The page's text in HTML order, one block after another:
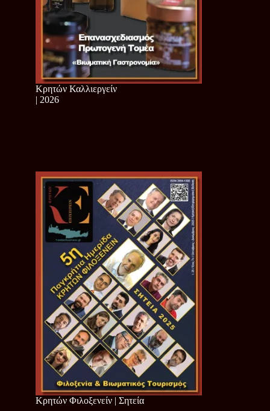
Κρητών Καλλιεργείν
| 2026
Κρητών Φιλοξενείν | Σητεία